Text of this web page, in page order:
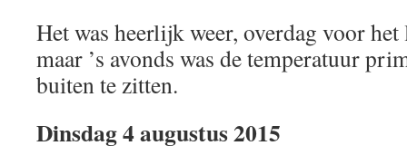
Het was heerlijk weer, overdag voor
maar ’s avonds was de temperatuur
buiten te zitten.
Dinsdag 4 augustus 2015